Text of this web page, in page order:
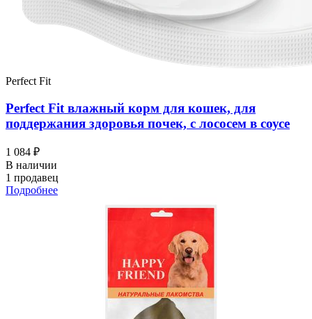
Perfect Fit
Perfect Fit влажный корм для кошек, для
поддержания здоровья почек, с лососем в соусе
1 084 ₽
В наличии
1 продавец
Подробнее